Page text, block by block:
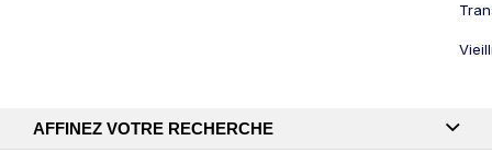
AFFINEZ VOTRE RECHERCHE